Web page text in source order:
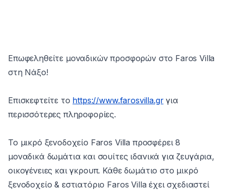
Επωφεληθείτε μοναδικών προσφορών στο Faros Villa
στη Νάξο!
Επισκεφτείτε το https://www.farosvilla.grγια
περισσότερες πληροφορίες.
Το μικρό ξενοδοχείο Faros Villa προσφέρει 8
μοναδικά δωμάτια και σουίτες ιδανικά για ζευγάρια,
οικογένειες και γκρουπ. Κάθε δωμάτιο στο μικρό
ξενοδοχείο & εστιατόριο Faros Villa έχει σχεδιαστεί